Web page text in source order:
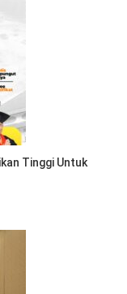
Tinggi Untuk